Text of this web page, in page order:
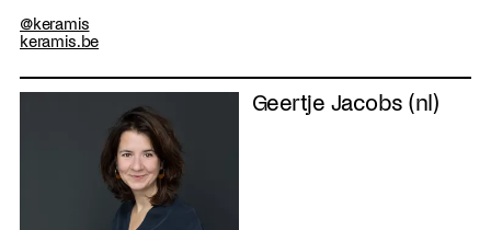
@keramis
keramis.be
Geertje Jacobs (nl)